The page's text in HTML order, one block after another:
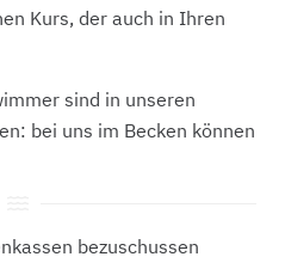
Kurs, der auch in Ihren
sind in unseren
bei uns im Becken können
bezuschussen